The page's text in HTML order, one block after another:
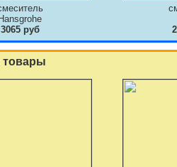
Hansgrohe
3065 руб
товары